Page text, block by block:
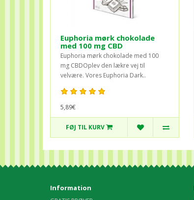
Euphoria mørk chokolade
med 100 mg CBD
Euphoria mørk chokolade med 100
mg CBDOplev den lækre vej til
velvære. Vores Euphoria Dark..
5,89€
FØJ TIL KURV
Information